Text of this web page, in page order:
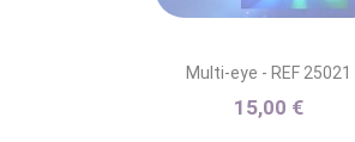
Multi-eye - REF 25021
15,00 €